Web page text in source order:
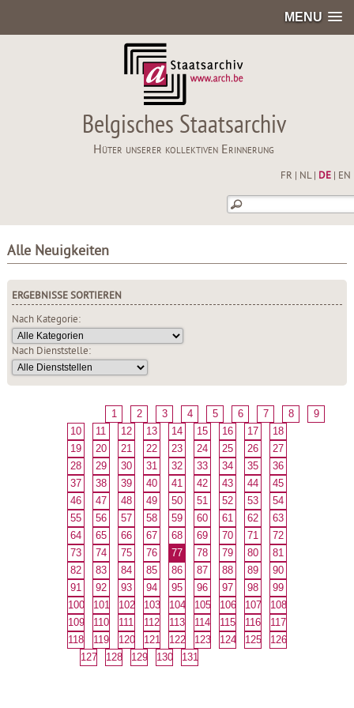
MENU
Belgisches Staatsarchiv
Hüter unserer kollektiven Erinnerung
FR NL| DE| EN
Alle Neuigkeiten
ERGEBNISSE SORTIEREN
Nach Kategorie:
Nach Dienststelle:
1 2 3 4 5 6 7 8
9
10
11 12 13 14 15 16 17
18
19
20 21 22 23 24 25 26
27
28
29 30 31 32 33 34 35
36
37
38 39 40 41 42 43 44
45
46
47 48 49 50 51 52 53
54
55
56 57 58 59 60 61 62
63
64
65 66 67 68 69 70 71
72
73
74 75 76 77 78 79 80
81
82
83 84 85 86 87 88 89
90
91
92 93 94 95 96 97 98
99
100
101 102 103 104 105 106 107
108
109
110 111 112 113 114 115 116
117
118
119 120 121 122 123 124 125
126
127
128 129 130 131